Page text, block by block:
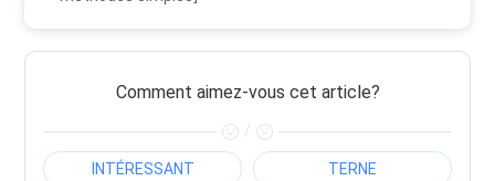
Comment aimez-vous cet article?
/
INTÉRESSANT TERNE